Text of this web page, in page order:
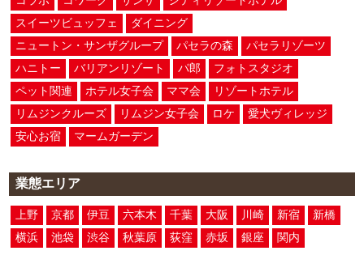
スイーツビュッフェ
ダイニング
ニュートン・サンザグループ
パセラの森
パセラリゾーツ
ハニトー
バリアンリゾート パ郎
フォトスタジオ
ペット関連
ホテル女子会 ママ会
リゾートホテル
リムジンクルーズ
リムジン女子会 ロケ
愛犬ヴィレッジ
安心お宿
マームガーデン
業態エリア
上野 京都 伊豆 六本木 千葉 大阪 川崎 新宿
新橋
横浜
池袋 渋谷 秋葉原 荻窪 赤坂 銀座 関内